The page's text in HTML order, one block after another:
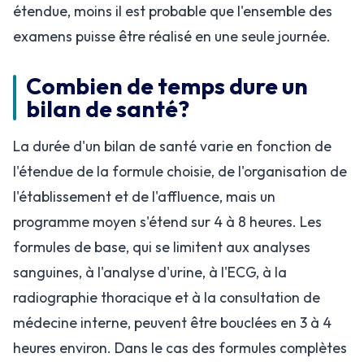
étendue, moins il est probable que l'ensemble des
examens puisse être réalisé en une seule journée.
Combien de temps dure un
bilan de santé?
La durée d'un bilan de santé varie en fonction de
l'étendue de la formule choisie, de l'organisation de
l'établissement et de l'affluence, mais un
programme moyen s'étend sur 4 à 8 heures. Les
formules de base, qui se limitent aux analyses
sanguines, à l'analyse d'urine, à l'ECG, à la
radiographie thoracique et à la consultation de
médecine interne, peuvent être bouclées en 3 à 4
heures environ. Dans le cas des formules complètes